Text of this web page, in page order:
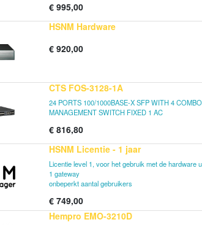
€ 995,00
HSNM Hardware
€ 920,00
CTS FOS-3128-1A
24 PORTS 100/1000BASE-X SFP WITH 4
MANAGEMENT SWITCH FIXED 1 AC
€ 816,80
HSNM Licentie - 1 jaar
Licentie level 1, voor het gebruik met de hardware
1 gateway
onbeperkt aantal gebruikers
€ 749,00
Hempro EMO-3210D